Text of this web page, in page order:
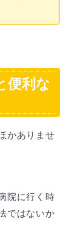
便利な
かありませ
院に行く時
ではないか